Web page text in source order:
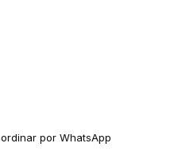
por WhatsApp